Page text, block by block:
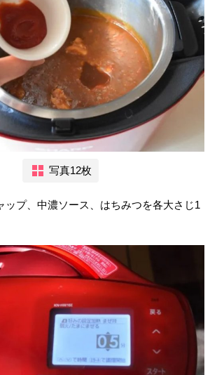
写真12枚
ップ、中濃ソース、はちみつを各大さじ1